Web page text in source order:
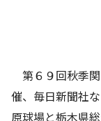
第６９回秋季
催、毎日新聞社
原球場と栃木県